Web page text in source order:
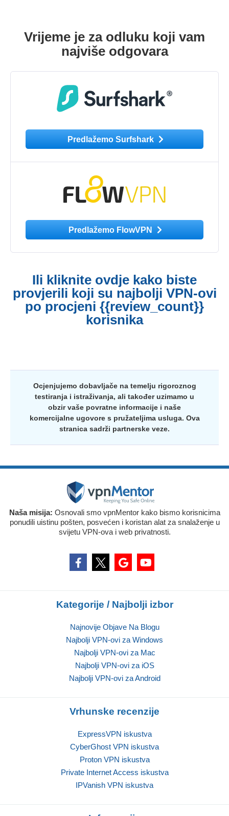
Vrijeme je za odluku koji vam
najviše odgovara
Predlažemo Surfshark
Predlažemo FlowVPN
Ili kliknite ovdje kako biste
provjerili koji su najbolji VPN-ovi
po procjeni {{review_count}}
korisnika
Ocjenjujemo dobavljače na temelju rigoroznog
testiranja i istraživanja, ali također uzimamo u
obzir vaše povratne informacije i naše
komercijalne ugovore s pružateljima usluga. Ova
stranica sadrži partnerske veze.
Naša misija: Osnovali smo vpnMentor kako bismo korisnicima
ponudili uistinu pošten, posvećen i koristan alat za snalaženje u
svijetu VPN-ova i web privatnosti.
Kategorije / Najbolji izbor
Najnovije Objave Na Blogu
Najbolji VPN-ovi za Windows
Najbolji VPN-ovi za Mac
Najbolji VPN-ovi za iOS
Najbolji VPN-ovi za Android
Vrhunske recenzije
ExpressVPN iskustva
CyberGhost VPN iskustva
Proton VPN iskustva
Private Internet Access iskustva
IPVanish VPN iskustva